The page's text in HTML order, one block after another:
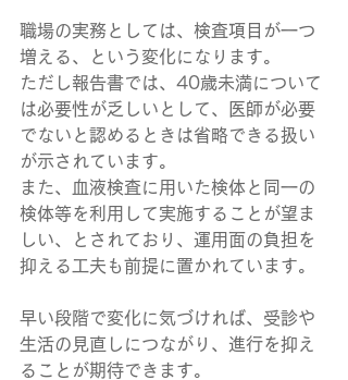
職場の実務としては、検査項目が一つ
増える、という変化になります。
ただし報告書では、40歳未満について
は必要性が乏しいとして、医師が必要
でないと認めるときは省略できる扱い
が示されています。
また、血液検査に用いた検体と同一の
検体等を利用して実施することが望ま
しい、とされており、運用面の負担を
抑える工夫も前提に置かれています。
早い段階で変化に気づければ、受診や
生活の見直しにつながり、進行を抑え
ることが期待できます。